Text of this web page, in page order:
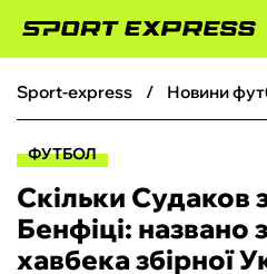
ФУТБОЛ
БОКС
sport-express новини
ФУТБОЛ
Скільки Судаков
Бенфіці: названо
хавбека збірної